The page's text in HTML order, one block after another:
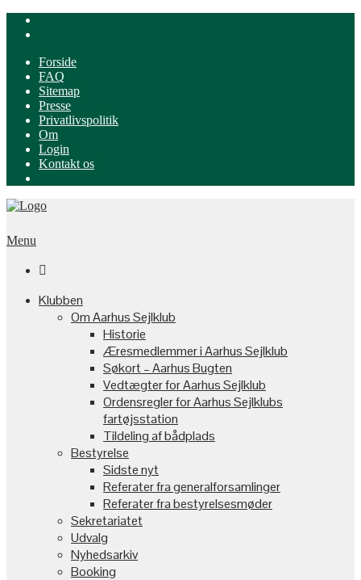
Forside
FAQ
Sitemap
Presse
Privatlivspolitik
Om
Login
Kontakt os
Menu

Klubben
Om Aarhus Sejlklub
Historie
Æresmedlemmer i Aarhus Sejlklub
Søkort – Aarhus Bugten
Vedtægter for Aarhus Sejlklub
Ordensregler for Aarhus Sejlklubs
fartøjsstation
Tildeling af bådplads
Bestyrelse
Sidste nyt
Referater fra generalforsamlinger
Referater fra bestyrelsesmøder
Sekretariatet
Udvalg
Nyhedsarkiv
Booking